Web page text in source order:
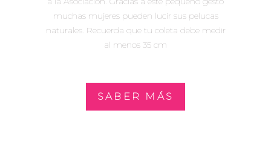
muchas mujeres pueden lucir sus pelucas
naturales. Recuerda que tu coleta debe medir
al menos 35 cm
SABER MÁS